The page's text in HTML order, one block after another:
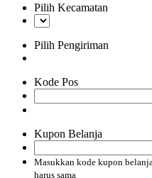
Pilih Kecamatan
Pilih Pengiriman
Kode Pos
Kupon Belanja
Masukkan kode kupon
harus sama